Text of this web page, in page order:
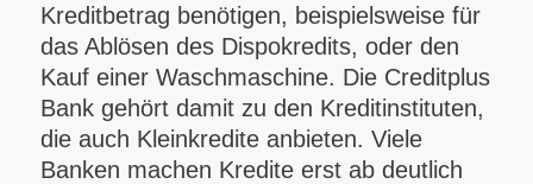
Kreditbetrag benötigen, beispielsweise für
das Ablösen des Dispokredits, oder den
Kauf einer Waschmaschine. Die Creditplus
Bank gehört damit zu den Kreditinstituten,
die auch Kleinkredite anbieten. Viele
Banken machen Kredite erst ab deutlich